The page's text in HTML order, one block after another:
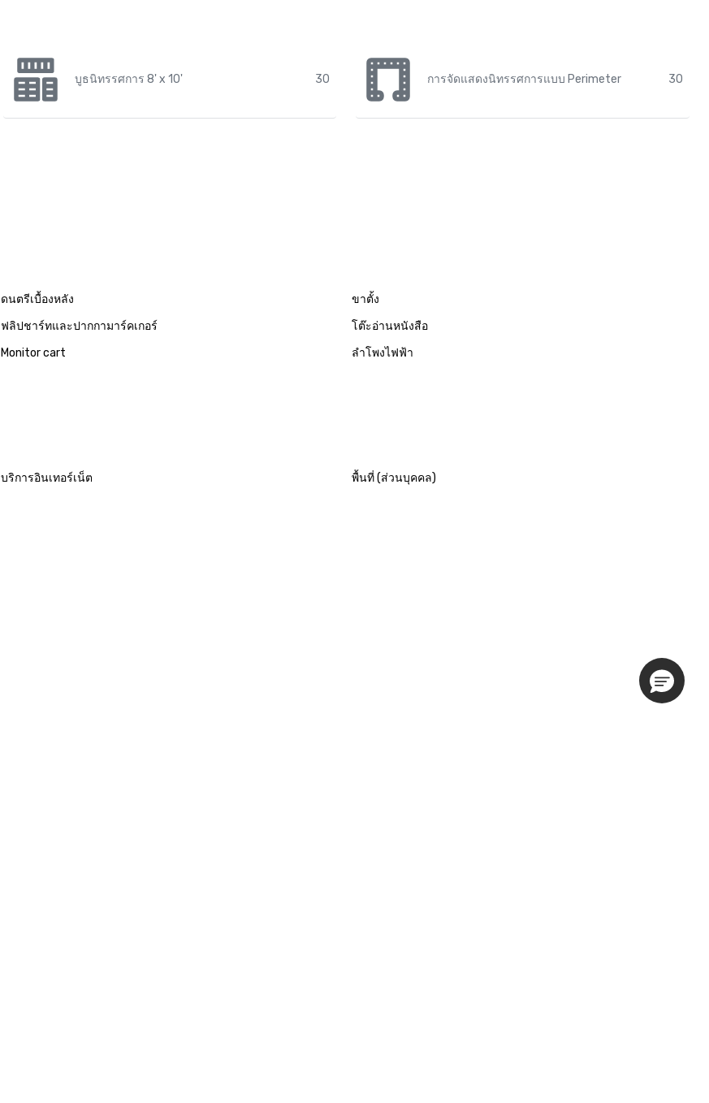
บูธนิทรรศการ 8' x 10' 30 การจัดแสดงนิทรรศการแบบ Perimeter 30
ดนตรีเบื้องหลัง
ขาตั้ง
ฟลิปชาร์ทและปากกามาร์คเกอร์
โต๊ะอ่านหนังสือ
Monitor cart
ลำโพงไฟฟ้า
บริการอินเทอร์เน็ต พื้นที่ (ส่วนบุคคล)